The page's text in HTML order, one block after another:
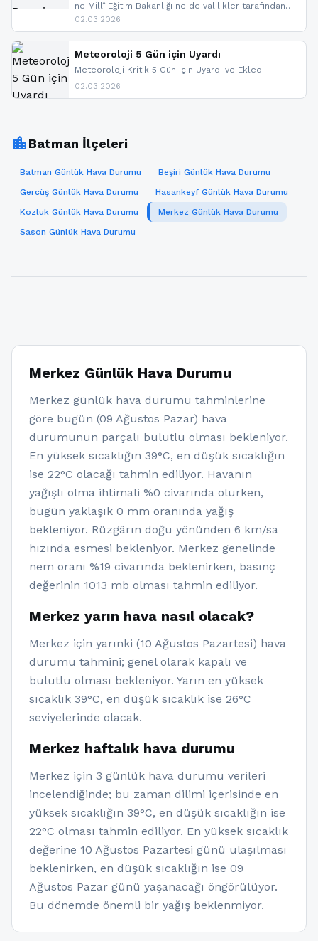
ne Millî Eğitim Bakanlığı ne de valilikler tarafından
yapılmış resmi bir tatil açıklaması bulunmamaktadır.
paylaşacağız. En hızlı şekilde haberdar olmak için
sitemizi takip edebilir ve bildirimleri açabilirsiniz.
02.03.2026
Meteoroloji 5 Gün için Uyardı
Meteoroloji Kritik 5 Gün için Uyardı ve Ekledi
02.03.2026
location_cityBatman İlçeleri
Batman Günlük Hava Durumu
Beşiri Günlük Hava Durumu
Gercüş Günlük Hava Durumu
Hasankeyf Günlük Hava Durumu
Kozluk Günlük Hava Durumu
Merkez Günlük Hava Durumu
Sason Günlük Hava Durumu
Merkez Günlük Hava Durumu
Merkez günlük hava durumu tahminlerine
göre bugün (09 Ağustos Pazar) hava
durumunun parçalı bulutlu olması bekleniyor.
En yüksek sıcaklığın 39°C, en düşük sıcaklığın
ise 22°C olacağı tahmin ediliyor. Havanın
yağışlı olma ihtimali %0 civarında olurken,
bugün yaklaşık 0 mm oranında yağış
bekleniyor. Rüzgârın doğu yönünden 6 km/sa
hızında esmesi bekleniyor. Merkez genelinde
nem oranı %19 civarında beklenirken, basınç
değerinin 1013 mb olması tahmin ediliyor.
Merkez yarın hava nasıl olacak?
Merkez için yarınki (10 Ağustos Pazartesi) hava
durumu tahmini; genel olarak kapalı ve
bulutlu olması bekleniyor. Yarın en yüksek
sıcaklık 39°C, en düşük sıcaklık ise 26°C
seviyelerinde olacak.
Merkez haftalık hava durumu
Merkez için 3 günlük hava durumu verileri
incelendiğinde; bu zaman dilimi içerisinde en
yüksek sıcaklığın 39°C, en düşük sıcaklığın ise
22°C olması tahmin ediliyor. En yüksek sıcaklık
değerine 10 Ağustos Pazartesi günü ulaşılması
beklenirken, en düşük sıcaklığın ise 09
Ağustos Pazar günü yaşanacağı öngörülüyor.
Bu dönemde önemli bir yağış beklenmiyor.